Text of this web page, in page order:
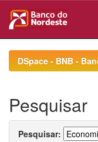
navigationDSpace - BNB -
Pesquisar
Pesquisar: